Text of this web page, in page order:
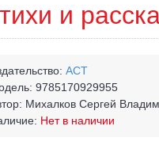
и
АСТ
9785170929955
Михалков Сергей
Нет в наличии